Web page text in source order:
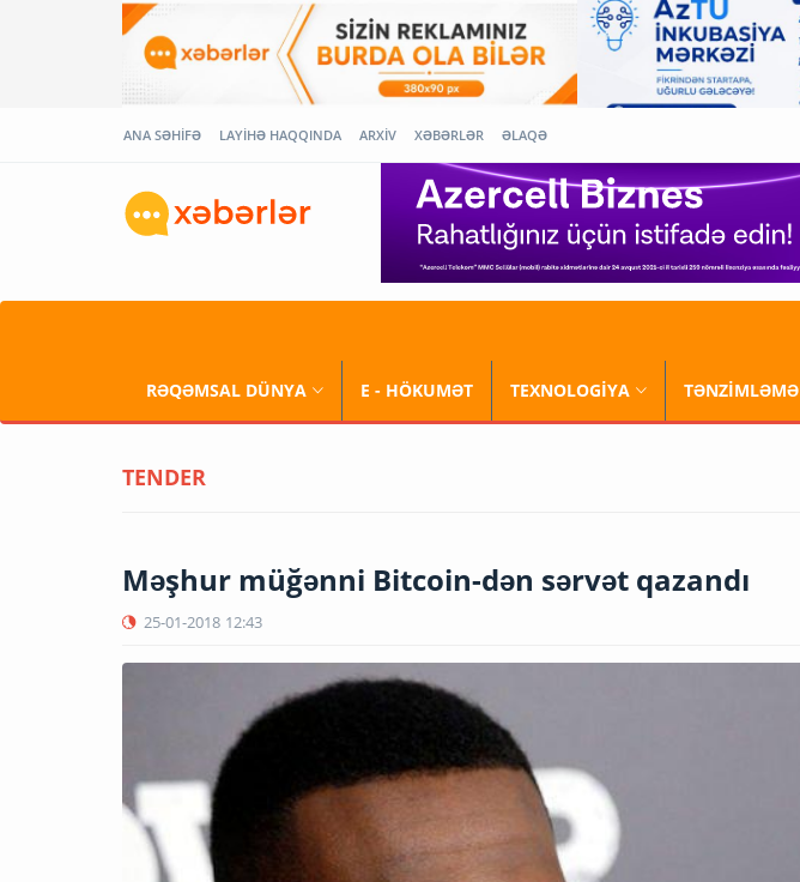
ANA SƏHİFƏ LAYİHƏ HAQQINDA ARXİV XƏBƏRLƏR ƏLAQƏ
RƏQƏMSAL DÜNYA E - HÖKUMƏT TEXNOLOGİYA TƏNZİMLƏMƏ
TENDER
Məşhur müğənni Bitcoin-dən sərvət qazandı
25-01-2018 12:43